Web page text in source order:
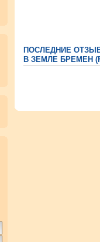
ПОСЛЕДНИЕ
В ЗЕМЛЕ БРЕМЕН